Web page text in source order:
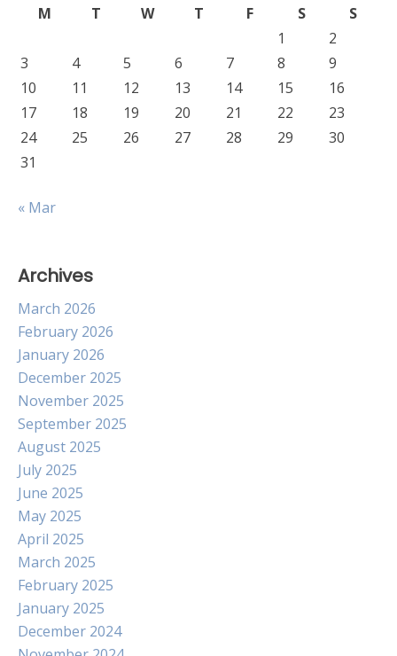
M
T W T F S
S
1
2
3
4 5 6 7 8
9
10
11 12 13 14 15
16
17
18 19 20 21 22
23
24
25 26 27 28 29
30
31
« Mar
Archives
March 2026
February 2026
January 2026
December 2025
November 2025
September 2025
August 2025
July 2025
June 2025
May 2025
April 2025
March 2025
February 2025
January 2025
December 2024